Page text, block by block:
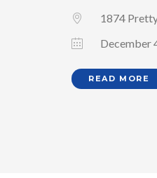
1874
December
READ MORE